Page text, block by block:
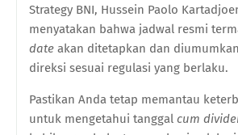
Strategy BNI, Hussein Paolo
menyatakan bahwa jadwal resmi
date akan ditetapkan dan
direksi sesuai regulasi yang berlaku.
Pastikan Anda tetap memantau
untuk mengetahui tanggal cum